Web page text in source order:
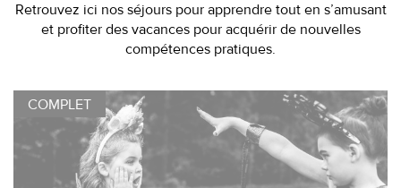
Retrouvez ici nos séjours pour apprendre tout en s’amusant
et profiter des vacances pour acquérir de nouvelles
compétences pratiques.
COMPLET